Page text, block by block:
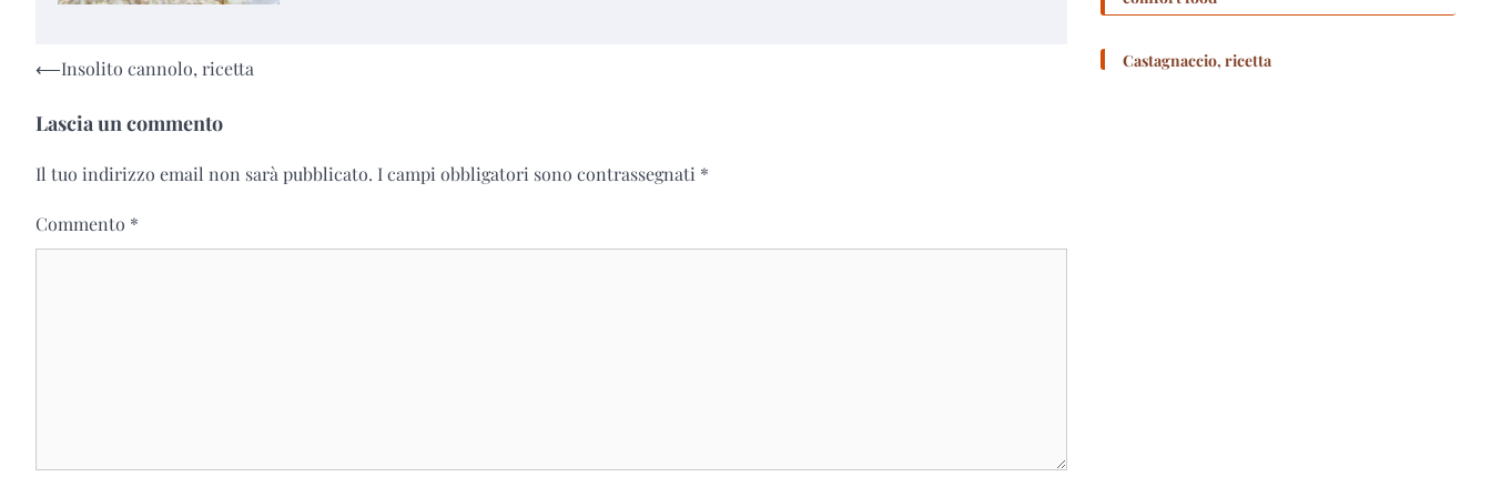
Navigazione
⟵Insolito cannolo, ricetta
Lascia un commento
Il tuo indirizzo email non sarà pubblicato. I campi obbligatori sono contrassegnati *
Commento *
Castagnaccio, ricetta